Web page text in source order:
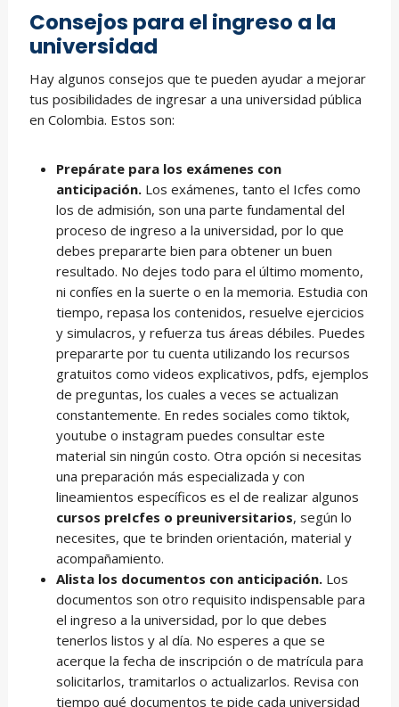
Consejos para el ingreso a la
universidad
Hay algunos consejos que te pueden ayudar a mejorar
tus posibilidades de ingresar a una universidad pública
en Colombia. Estos son:
Prepárate para los exámenes con
anticipación. Los exámenes, tanto el Icfes como
los de admisión, son una parte fundamental del
proceso de ingreso a la universidad, por lo que
debes prepararte bien para obtener un buen
resultado. No dejes todo para el último momento,
ni confíes en la suerte o en la memoria. Estudia con
tiempo, repasa los contenidos, resuelve ejercicios
y simulacros, y refuerza tus áreas débiles. Puedes
prepararte por tu cuenta utilizando los recursos
gratuitos como videos explicativos, pdfs, ejemplos
de preguntas, los cuales a veces se actualizan
constantemente. En redes sociales como tiktok,
youtube o instagram puedes consultar este
material sin ningún costo. Otra opción si necesitas
una preparación más especializada y con
lineamientos específicos es el de realizar algunos
cursos preIcfes o preuniversitarios, según lo
necesites, que te brinden orientación, material y
acompañamiento.
Alista los documentos con anticipación. Los
documentos son otro requisito indispensable para
el ingreso a la universidad, por lo que debes
tenerlos listos y al día. No esperes a que se
acerque la fecha de inscripción o de matrícula para
solicitarlos, tramitarlos o actualizarlos. Revisa con
tiempo qué documentos te pide cada universidad